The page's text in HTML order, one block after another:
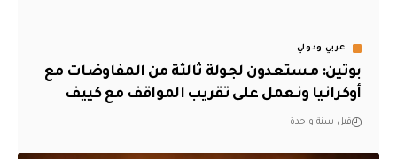
عربي ودولي
بوتين: مستعدون لجولة ثالثة من المفاوضات مع
أوكرانيا ونعمل على تقريب المواقف مع كييف
قبل سنة واحدة